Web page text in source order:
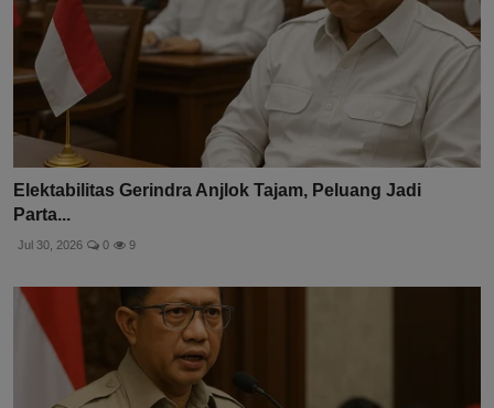
Elektabilitas Gerindra Anjlok Tajam, Peluang Jadi
Parta...
Jul 30, 2026 0 9